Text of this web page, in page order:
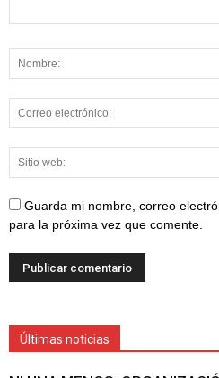
Guarda mi nombre, correo
para la próxima vez que comente.
Últimas noticias